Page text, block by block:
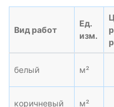
Вид работ
Ед.
изм.
белый м²
коричневый м²